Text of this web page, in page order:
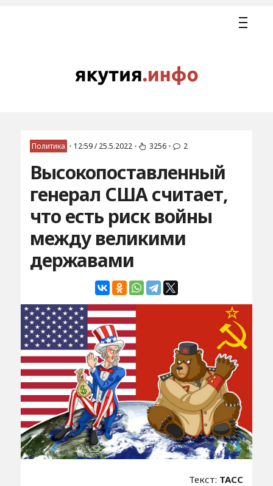
Политика • 12:59 / 25.5.2022 • 3256 • 2
Высокопоставленный
генерал США считает,
что есть риск войны
между великими
державами
Текст: ТАСС